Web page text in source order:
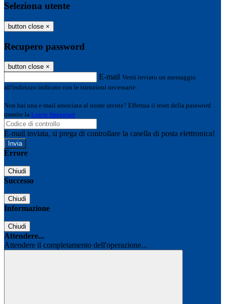
Seleziona utente
button close ×
Recupero password
button close ×
E-mail Verrà inviato un messaggio
all'indirizzo indicato con le istruzioni necessarie.
Non hai una e-mail associata al nome utente? Effettua il reset della password
tramite la Login Spaggiari
E-mail inviata, si prega di controllare la casella di posta elettronica!
Errore
Chiudi
Successo
Chiudi
Informazione
Chiudi
Attendere...
Attendere il completamento dell'operazione...